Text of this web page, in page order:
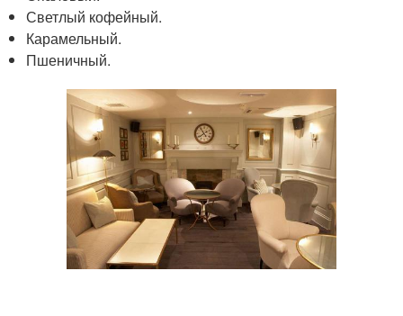
Светлый кофейный.
Карамельный.
Пшеничный.